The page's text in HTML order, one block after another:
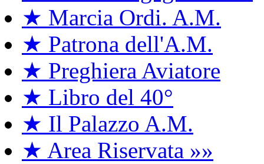
★ Marcia Ordi. A.M.
★ Patrona dell'A.M.
★ Preghiera Aviatore
★ Libro del 40°
★ Il Palazzo A.M.
★ Area Riservata »»